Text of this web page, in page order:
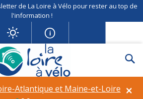
de La Loire à Vélo pour rester au top de
l'information !
×
Atlantique et Maine-et-Loire